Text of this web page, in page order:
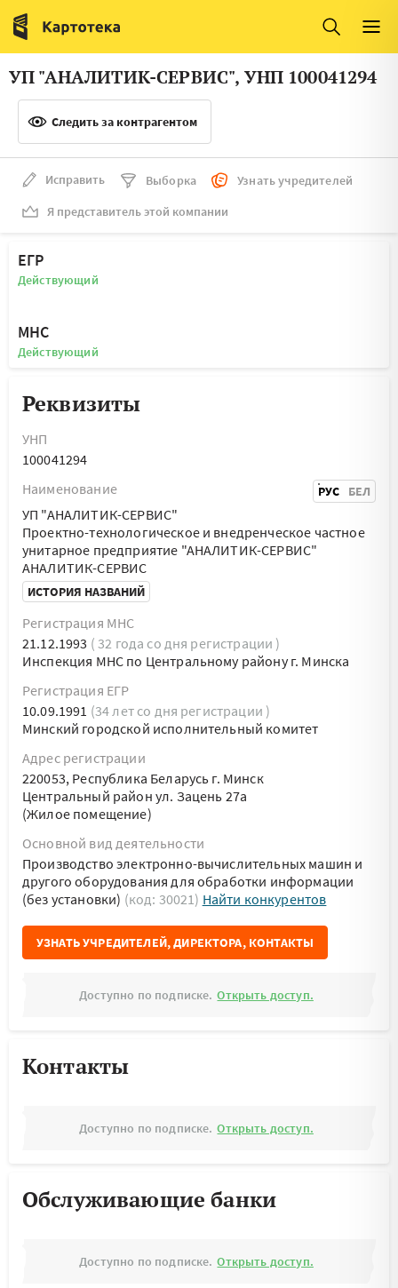
Италия
Люксембург
Литва
Нидерланды
УП "АНАЛИТИК-СЕРВИС", УНП 100041294
Следить за контрагентом
Исправить Выборка
Узнать учредителей
Я представитель этой компании
ЕГР
Действующий
МНС
Действующий
Реквизиты
УНП
100041294
Наименование
РУС БЕЛ
УП "АНАЛИТИК-СЕРВИС"
Проектно-технологическое и внедренческое частное
унитарное предприятие "АНАЛИТИК-СЕРВИС"
АНАЛИТИК-СЕРВИС
ИСТОРИЯ НАЗВАНИЙ
Регистрация МНС
21.12.1993 ( 32 года со дня регистрации )
Инспекция МНС по Центральному району г. Минска
Регистрация ЕГР
10.09.1991 (34 лет со дня регистрации )
Минский городской исполнительный комитет
Адрес регистрации
220053, Республика Беларусь г. Минск
Центральный район ул. Зацень 27а
(Жилое помещение)
Основной вид деятельности
Производство электронно-вычислительных машин и
другого оборудования для обработки информации
(без установки) (код: 30021) Найти конкурентов
УЗНАТЬ УЧРЕДИТЕЛЕЙ, ДИРЕКТОРА, КОНТАКТЫ
Доступно по подписке. Открыть доступ.
Контакты
Доступно по подписке. Открыть доступ.
Обслуживающие банки
Доступно по подписке. Открыть доступ.